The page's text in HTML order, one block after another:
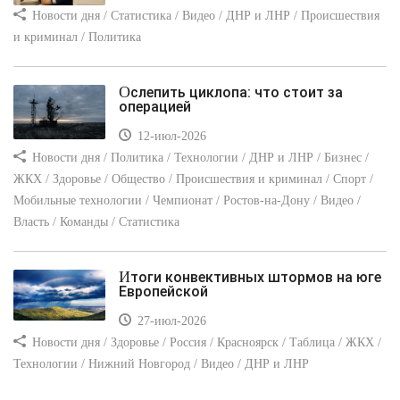
Новости дня / Статистика / Видео / ДНР и ЛНР / Происшествия
и криминал / Политика
Ослепить циклопа: что стоит за
операцией
12-июл-2026
Новости дня / Политика / Технологии / ДНР и ЛНР / Бизнес /
ЖКХ / Здоровье / Общество / Происшествия и криминал / Спорт /
Мобильные технологии / Чемпионат / Ростов-на-Дону / Видео /
Власть / Команды / Статистика
Итоги конвективных штормов на юге
Европейской
27-июл-2026
Новости дня / Здоровье / Россия / Красноярск / Таблица / ЖКХ /
Технологии / Нижний Новгород / Видео / ДНР и ЛНР